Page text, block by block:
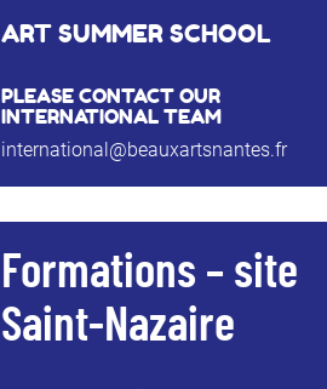
ART SUMMER SCHOOL
PLEASE CONTACT OUR
INTERNATIONAL TEAM
international@beauxartsnantes.fr
Formations – site
Saint-Nazaire